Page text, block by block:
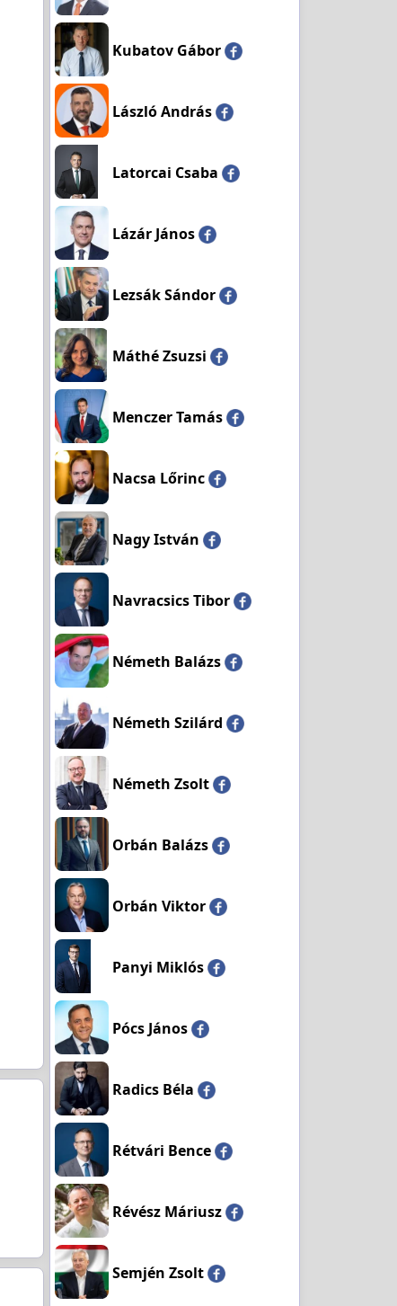
Kubatov Gábor
László András
Latorcai Csaba
Lázár János
Lezsák Sándor
Máthé Zsuzsi
Menczer Tamás
Nacsa Lőrinc
Nagy István
Navracsics Tibor
Németh Balázs
Németh Szilárd
Németh Zsolt
Orbán Balázs
Orbán Viktor
Panyi Miklós
Pócs János
Radics Béla
Rétvári Bence
Révész Máriusz
Semjén Zsolt